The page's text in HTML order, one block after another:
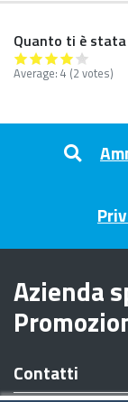
Quanto ti è
Average: 4 (2votes)
Azienda
Contatti